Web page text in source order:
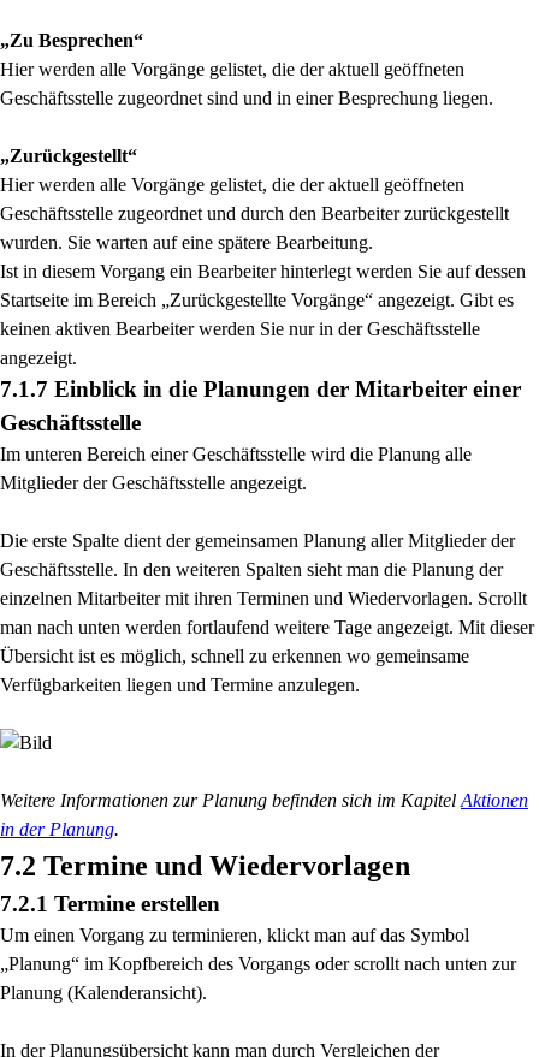
„Zu Besprechen“
Hier werden alle Vorgänge gelistet, die der aktuell geöffneten
Geschäftsstelle zugeordnet sind und in einer Besprechung liegen.
„Zurückgestellt“
Hier werden alle Vorgänge gelistet, die der aktuell geöffneten
Geschäftsstelle zugeordnet und durch den Bearbeiter zurückgestellt
wurden. Sie warten auf eine spätere Bearbeitung.
Ist in diesem Vorgang ein Bearbeiter hinterlegt werden Sie auf dessen
Startseite im Bereich „Zurückgestellte Vorgänge“ angezeigt. Gibt es
keinen aktiven Bearbeiter werden Sie nur in der Geschäftsstelle
angezeigt.
7.1.7 Einblick in die Planungen der Mitarbeiter einer
Geschäftsstelle
Im unteren Bereich einer Geschäftsstelle wird die Planung alle
Mitglieder der Geschäftsstelle angezeigt.
Die erste Spalte dient der gemeinsamen Planung aller Mitglieder der
Geschäftsstelle. In den weiteren Spalten sieht man die Planung der
einzelnen Mitarbeiter mit ihren Terminen und Wiedervorlagen. Scrollt
man nach unten werden fortlaufend weitere Tage angezeigt. Mit dieser
Übersicht ist es möglich, schnell zu erkennen wo gemeinsame
Verfügbarkeiten liegen und Termine anzulegen.
Weitere Informationen zur Planung befinden sich im Kapitel Aktionen
in der Planung.
7.2 Termine und Wiedervorlagen
7.2.1 Termine erstellen
Um einen Vorgang zu terminieren, klickt man auf das Symbol
„Planung“ im Kopfbereich des Vorgangs oder scrollt nach unten zur
Planung (Kalenderansicht).
In der Planungsübersicht kann man durch Vergleichen der